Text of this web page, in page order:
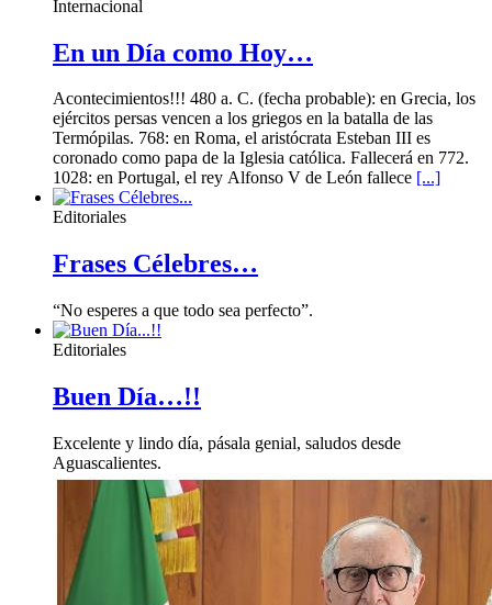
Internacional
En un Día como Hoy…
Acontecimientos!!! 480 a. C. (fecha probable): en Grecia, los
ejércitos persas vencen a los griegos en la batalla de las
Termópilas. 768: en Roma, el aristócrata Esteban III es
coronado como papa de la Iglesia católica. Fallecerá en 772.
1028: en Portugal, el rey Alfonso V de León fallece [...]
Editoriales
Frases Célebres…
“No esperes a que todo sea perfecto”.
Editoriales
Buen Día…!!
Excelente y lindo día, pásala genial, saludos desde
Aguascalientes.